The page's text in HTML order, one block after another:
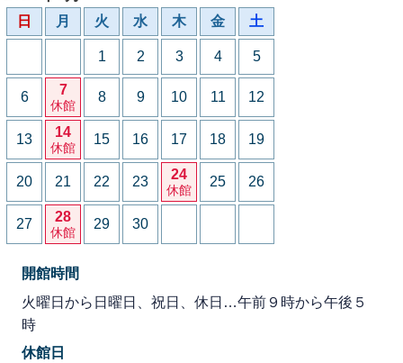
日 月 火 水 木 金 土
1 2 3 4 5
6 7
休館
8 9 10 11 12
13 14
休館
15 16 17 18 19
20 21 22 23 24
休館
25 26
27 28
休館
29 30
開館時間
火曜日から日曜日、祝日、休日…午前９時から午後５
時
休館日